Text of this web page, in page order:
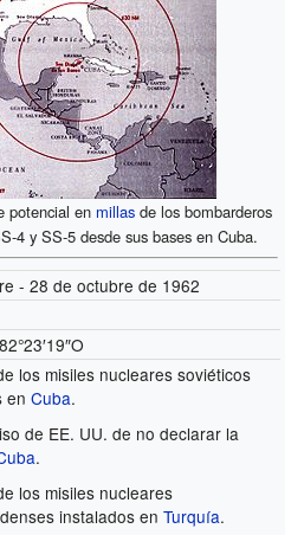
potencial en millasde los bombarderos
4 y SS-5 desde sus bases en Cuba.
- 28 de octubre de 1962
82°23′19″O
los misiles nucleares soviéticos
en Cuba.
de EE. UU. de no declarar la
.
los misiles nucleares
instalados en Turquía.